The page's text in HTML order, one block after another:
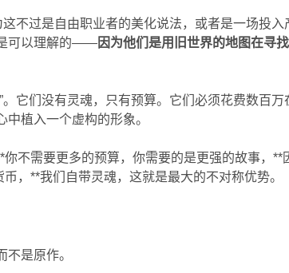
不过是自由职业者的美化说法，或者是一场投入
可以理解的——因为他们是用旧世界的地图在寻
它们没有灵魂，只有预算。它们必须花费数百万
植入一个虚构的形象。
不需要更多的预算，你需要的是更强的故事，**
，**我们自带灵魂，这就是最大的不对称优势。
是原作。